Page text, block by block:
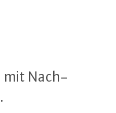
mit Nach­